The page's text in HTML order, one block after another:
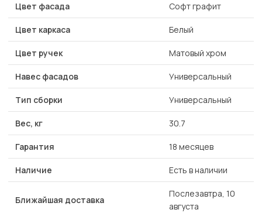
Цвет фасада Софт графит
Цвет каркаса Белый
Цвет ручек Матовый хром
Навес фасадов Универсальный
Тип сборки Универсальный
Вес, кг 30.7
Гарантия 18 месяцев
Наличие Есть в наличии
Ближайшая доставка
Послезавтра, 10
августа